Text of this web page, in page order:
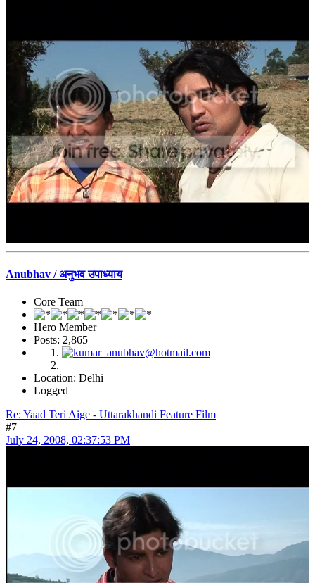
Anubhav / अनुभव उपाध्याय
Core Team
Hero Member
Posts: 2,865
Location: Delhi
Logged
Re: Yaad Teri Aige - Uttarakhandi Feature Film
#7
July 24, 2008, 02:37:53 PM